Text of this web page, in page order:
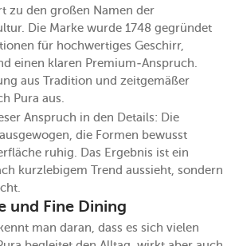
zu den großen Namen der
Die Marke wurde 1748 gegründet
für hochwertiges Geschirr,
einen klaren Premium-Anspruch.
aus Tradition und zeitgemäßer
Pura aus.
Anspruch in den Details: Die
die Formen bewusst
ruhig. Das Ergebnis ist ein
kurzlebigem Trend aussieht, sondern
und Fine Dining
man daran, dass es sich vielen